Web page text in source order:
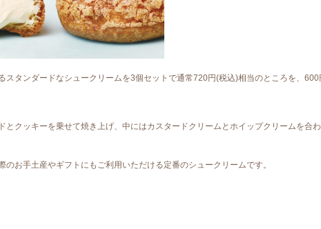
スタンダードなシュークリームを3個セットで通常720円(税込)相当のところを、
とクッキーを乗せて焼き上げ、中にはカスタードクリームとホイップクリームを合
のお手土産やギフトにもご利用いただける定番のシュークリームです。